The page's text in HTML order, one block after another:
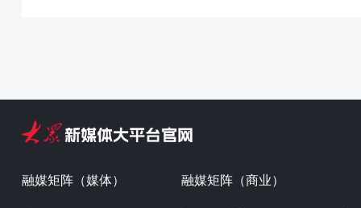
融媒矩阵（媒体） 融媒矩阵（商业）